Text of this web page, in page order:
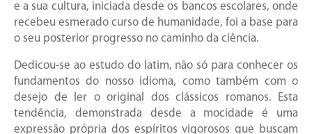
e a sua cultura, iniciada desde os bancos escolares, onde
recebeu esmerado curso de humanidade, foi a base para
o seu posterior progresso no caminho da ciência.
Dedicou-se ao estudo do latim, não só para conhecer os
fundamentos do nosso idioma, como também com o
desejo de ler o original dos clássicos romanos. Esta
tendência, demonstrada desde a mocidade é uma
expressão própria dos espíritos vigorosos que buscam